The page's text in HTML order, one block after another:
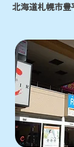
北海道札幌市豊